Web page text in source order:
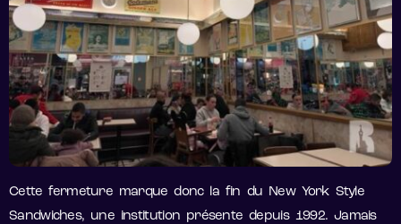
Cette fermeture marque donc la fin du New York Style
Sandwiches, une institution présente depuis 1992. Jamais